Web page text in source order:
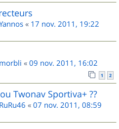
« 17 nov. 2011, 19:22
morbli « 09 nov. 2011, 16:02
1 2
Twonav Sportiva+ ??
RuRu46 « 07 nov. 2011, 08:59